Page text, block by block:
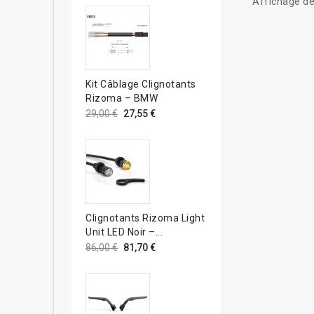
Kit Câblage Clignotants
Rizoma – BMW
29,00 € 27,55 €
Clignotants Rizoma Light
Unit LED Noir –...
86,00 € 81,70 €